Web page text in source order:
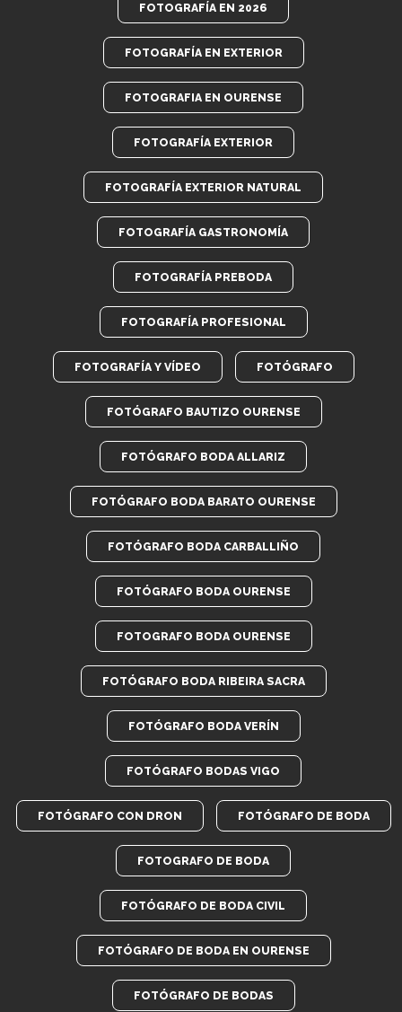
FOTOGRAFÍA EN 2026
FOTOGRAFÍA EN EXTERIOR
FOTOGRAFIA EN OURENSE
FOTOGRAFÍA EXTERIOR
FOTOGRAFÍA EXTERIOR NATURAL
FOTOGRAFÍA GASTRONOMÍA
FOTOGRAFÍA PREBODA
FOTOGRAFÍA PROFESIONAL
FOTOGRAFÍA Y VÍDEO FOTÓGRAFO
FOTÓGRAFO BAUTIZO OURENSE
FOTÓGRAFO BODA ALLARIZ
FOTÓGRAFO BODA BARATO OURENSE
FOTÓGRAFO BODA CARBALLIÑO
FOTÓGRAFO BODA OURENSE
FOTOGRAFO BODA OURENSE
FOTÓGRAFO BODA RIBEIRA SACRA
FOTÓGRAFO BODA VERÍN
FOTÓGRAFO BODAS VIGO
FOTÓGRAFO CON DRON FOTÓGRAFO DE BODA
FOTOGRAFO DE BODA
FOTÓGRAFO DE BODA CIVIL
FOTÓGRAFO DE BODA EN OURENSE
FOTÓGRAFO DE BODAS